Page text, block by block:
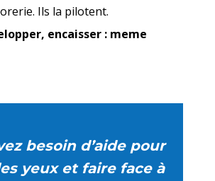
Ils la pilotent.
encaisser : meme
besoin d’aide pour
yeux et faire face à